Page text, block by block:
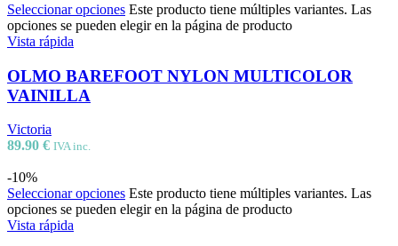
Seleccionar opciones Este producto tiene múltiples variantes. Las
opciones se pueden elegir en la página de producto
Vista rápida
OLMO BAREFOOT NYLON MULTICOLOR
VAINILLA
Victoria
89.90 € IVA inc.
-10%
Seleccionar opciones Este producto tiene múltiples variantes. Las
opciones se pueden elegir en la página de producto
Vista rápida